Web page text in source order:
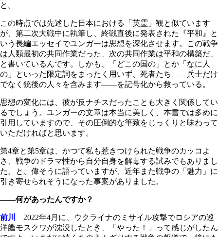
と。
この時点では先述した日本における「英霊」観と似ています
が、第二次大戦中に執筆し、終戦直後に発表された『平和』と
いう長編エッセイでユンガーは思想を深化させます。この戦争
は人類最初の共同作業だった、次の共同作業は平和の構築だ、
と書いているんです。しかも、「どこの国の」とか「なに人
の」といった限定詞をまったく用いず、死者たち――兵士だけ
でなく銃後の人々を含みます――を記号化から救っている。
思想の変化には、彼が反ナチスだったことも大きく関係してい
るでしょう。ユンガーの文章は本当に美しく、本書では多めに
引用していますので、その圧倒的な筆致をじっくりと味わって
いただければと思います。
第4章と第5章は、かつて私も惹きつけられた戦争のカッコよ
さ、戦争のドラマ性から自分自身を解毒する試みでもありまし
た。と、偉そうに語っていますが、近年また戦争の「魅力」に
引き寄せられそうになった事案がありました。
――何があったんですか？
前川
2022年4月に、ウクライナのミサイル攻撃でロシアの巡
洋艦モスクワが沈没したとき、「やった！」って感じがしたん